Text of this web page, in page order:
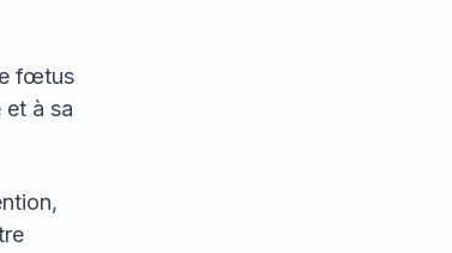
fœtus
à sa